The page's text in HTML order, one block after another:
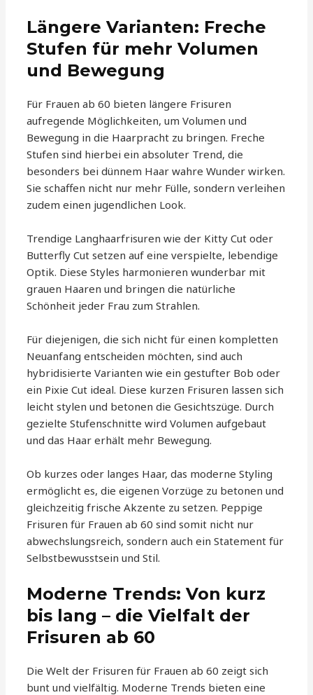
Längere Varianten: Freche
Stufen für mehr Volumen
und Bewegung
Für Frauen ab 60 bieten längere Frisuren
aufregende Möglichkeiten, um Volumen und
Bewegung in die Haarpracht zu bringen. Freche
Stufen sind hierbei ein absoluter Trend, die
besonders bei dünnem Haar wahre Wunder wirken.
Sie schaffen nicht nur mehr Fülle, sondern verleihen
zudem einen jugendlichen Look.
Trendige Langhaarfrisuren wie der Kitty Cut oder
Butterfly Cut setzen auf eine verspielte, lebendige
Optik. Diese Styles harmonieren wunderbar mit
grauen Haaren und bringen die natürliche
Schönheit jeder Frau zum Strahlen.
Für diejenigen, die sich nicht für einen kompletten
Neuanfang entscheiden möchten, sind auch
hybridisierte Varianten wie ein gestufter Bob oder
ein Pixie Cut ideal. Diese kurzen Frisuren lassen sich
leicht stylen und betonen die Gesichtszüge. Durch
gezielte Stufenschnitte wird Volumen aufgebaut
und das Haar erhält mehr Bewegung.
Ob kurzes oder langes Haar, das moderne Styling
ermöglicht es, die eigenen Vorzüge zu betonen und
gleichzeitig frische Akzente zu setzen. Peppige
Frisuren für Frauen ab 60 sind somit nicht nur
abwechslungsreich, sondern auch ein Statement für
Selbstbewusstsein und Stil.
Moderne Trends: Von kurz
bis lang – die Vielfalt der
Frisuren ab 60
Die Welt der Frisuren für Frauen ab 60 zeigt sich
bunt und vielfältig. Moderne Trends bieten eine